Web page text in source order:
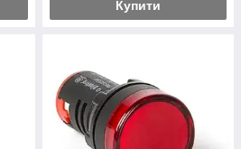
Купити